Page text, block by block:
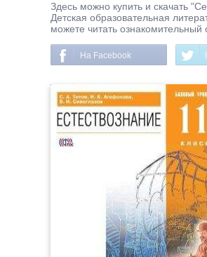
Здесь можно купить и скачать
Детская образовательная
можете читать ознакомительный
На Facebook